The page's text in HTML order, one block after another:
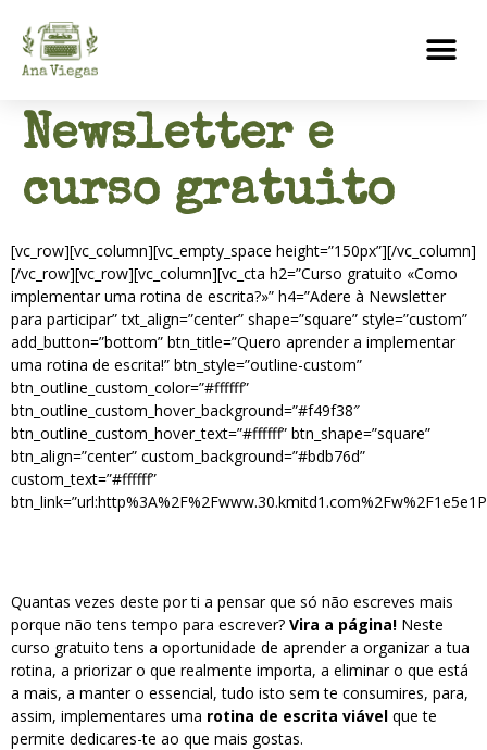
Newsletter e
curso gratuito
[vc_row][vc_column][vc_empty_space height=”150px”][/vc_column]
[/vc_row][vc_row][vc_column][vc_cta h2=”Curso gratuito «Como
implementar uma rotina de escrita?»” h4=”Adere à Newsletter
para participar” txt_align=”center” shape=”square” style=”custom”
add_button=”bottom” btn_title=”Quero aprender a implementar
uma rotina de escrita!” btn_style=”outline-custom”
btn_outline_custom_color=”#ffffff”
btn_outline_custom_hover_background=”#f49f38″
btn_outline_custom_hover_text=”#ffffff” btn_shape=”square”
btn_align=”center” custom_background=”#bdb76d”
custom_text=”#ffffff”
Quantas vezes deste por ti a pensar que só não escreves mais
porque não tens tempo para escrever? Vira a página! Neste
curso gratuito tens a oportunidade de aprender a organizar a tua
rotina, a priorizar o que realmente importa, a eliminar o que está
a mais, a manter o essencial, tudo isto sem te consumires, para,
assim, implementares uma rotina de escrita viável que te
permite dedicares-te ao que mais gostas.